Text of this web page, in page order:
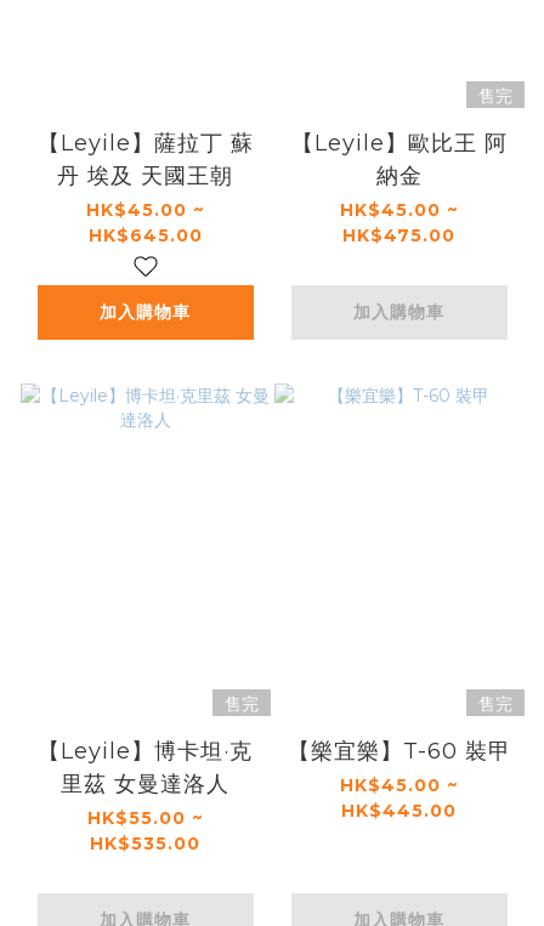
【Leyile】薩拉丁 蘇
丹 埃及 天國王朝
HK$45.00 ~
HK$645.00
加入購物車
售完
【Leyile】歐比王 阿
納金
HK$45.00 ~
HK$475.00
加入購物車
售完
【Leyile】博卡坦·克
里茲 女曼達洛人
HK$55.00 ~
HK$535.00
加入購物車
售完
【樂宜樂】T-60 裝甲
HK$45.00 ~
HK$445.00
加入購物車